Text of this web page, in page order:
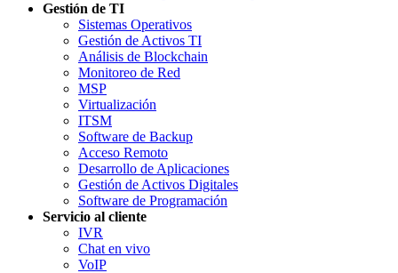
Gestión de TI
Sistemas Operativos
Gestión de Activos TI
Análisis de Blockchain
Monitoreo de Red
MSP
Virtualización
ITSM
Software de Backup
Acceso Remoto
Desarrollo de Aplicaciones
Gestión de Activos Digitales
Software de Programación
Servicio al cliente
IVR
Chat en vivo
VoIP